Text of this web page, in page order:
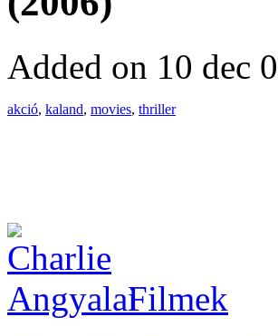
Added on 10 dec
akció, kaland, movies, thriller
Filmek